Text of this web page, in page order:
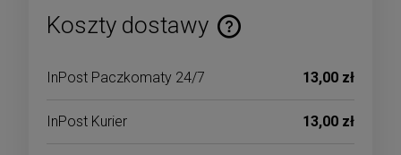
Koszty dostawy
Cena nie zawiera ewentualnych kosztów płatności
InPost Paczkomaty 24/7 13,00 zł
InPost Kurier 13,00 zł